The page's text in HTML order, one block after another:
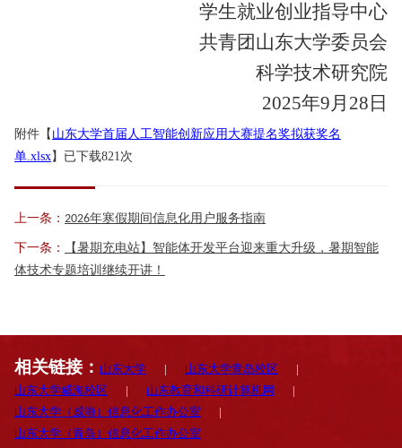
学生就业创业指导中心
共青团山东大学委员会
科学技术研究院
2025年9月28日
附件【山东大学首届人工智能创新应用大赛提名奖拟获奖名
单.xlsx】已下载821次
上一条： 2026年寒假期间信息化用户服务指南
下一条：
【暑期充电站】智能体开发平台迎来重大升级，暑期智能
体技术专题培训继续开讲！
相关链接： 山东大学 | 山东大学青岛校区
|
山东大学威海校区
| 山东教育和科研计算机网
|
山东大学（威海）信息化工作办公室
|
山东大学（青岛）信息化工作办公室